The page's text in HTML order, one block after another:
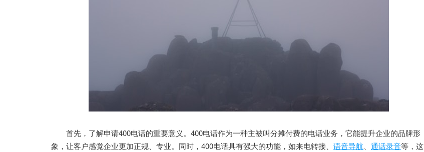
首先，了解申请400电话的重要意义。400电话作为一种主被叫分摊付费的电话业务，它能提升企业的品牌形
象，让客户感觉企业更加正规、专业。同时，400电话具有强大的功能，如来电转接、 语音导航 通话录音等，这